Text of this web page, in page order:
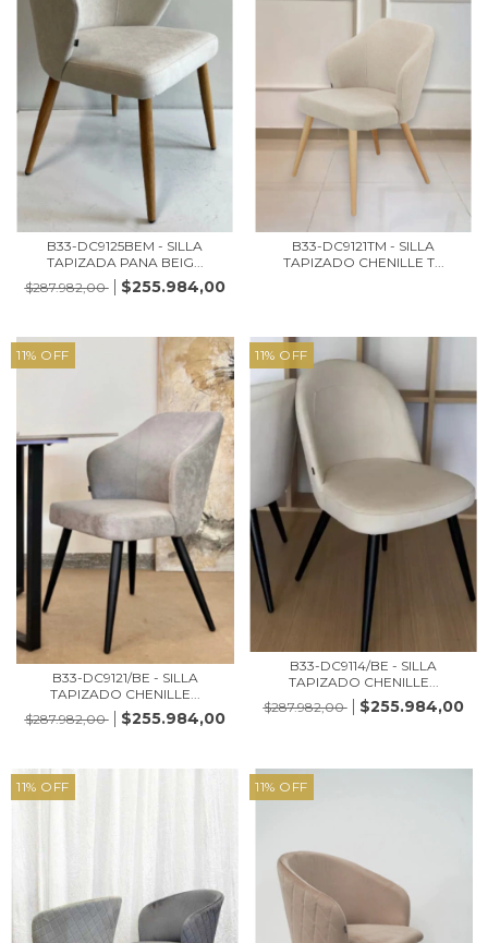
B33-DC9125BEM - SILLA
TAPIZADA PANA BEIG...
$287.982,00
$255.984,00
B33-DC9121TM - SILLA
TAPIZADO CHENILLE T...
11% OFF
B33-DC9121/BE - SILLA
TAPIZADO CHENILLE...
$287.982,00
$255.984,00
11% OFF
B33-DC9114/BE - SILLA
TAPIZADO CHENILLE...
$287.982,00
$255.984,00
11% OFF 11% OFF